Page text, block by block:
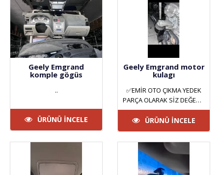
Geely Emgrand
komple gögüs
..
ÜRÜNÜ İNCELE
Geely Emgrand motor
kulagı
✅EMİR OTO ÇIKMA YEDEK
PARÇA OLARAK SİZ DEĞERLİ
MÜŞTERİLERİMİZE HİZMET
VERMEKTEYİZ. ANKARA
YILDIZ SAN..
ÜRÜNÜ İNCELE